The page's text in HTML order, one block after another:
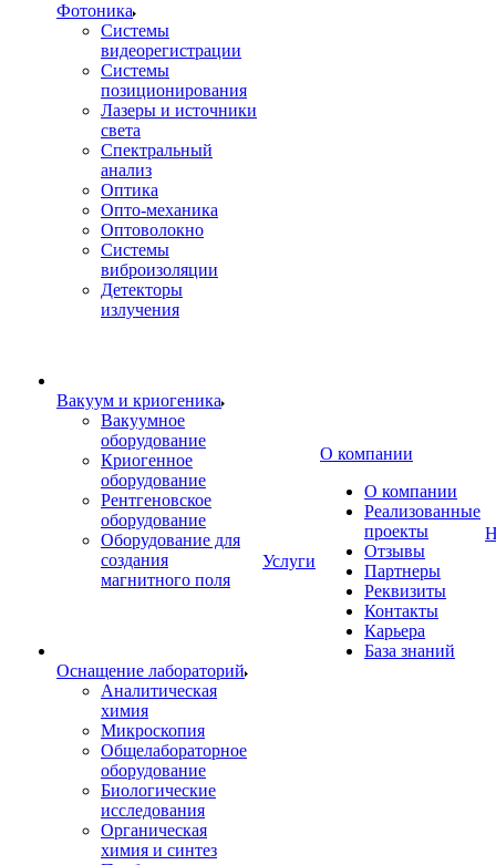
Фотоника
Cистемы
видеорегистрации
Системы
позиционирования
Лазеры и источники
света
Спектральный
анализ
Оптика
Опто-механика
Оптоволокно
Системы
виброизоляции
Детекторы
излучения
Вакуум и криогеника
Вакуумное
оборудование
Криогенное
оборудование
Рентгеновское
оборудование
Оборудование для
создания
магнитного поля
Оснащение лабораторий
Аналитическая
химия
Микроскопия
Общелабораторное
оборудование
Биологические
исследования
Органическая
химия и синтез
Услуги
О компании
О компании
Реализованные
проекты
Отзывы
Партнеры
Реквизиты
Контакты
Карьера
База знаний